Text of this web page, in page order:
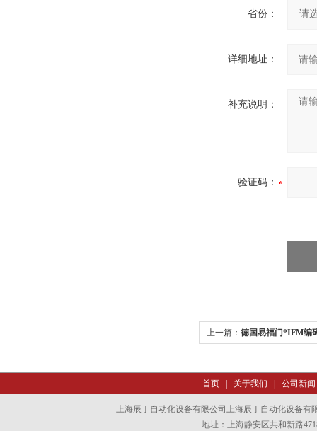
省份：
详细地址：
补充说明：
验证码：
上一篇： 德国易福门*IFM编
首页| 关于我们 公司新闻
上海辰丁自动化设备有限公司上海辰丁自动化设备有
地址：上海静安区共和新路